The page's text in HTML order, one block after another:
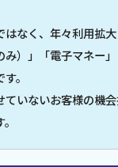
はなく、年々利用拡
み）」「電子マネー
。
いないお客様の機